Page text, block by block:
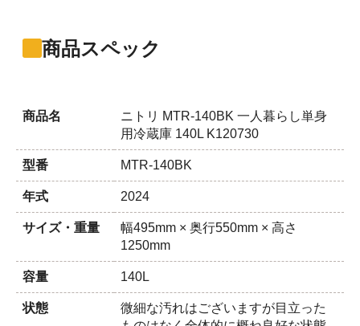
商品スペック
商品名
ニトリ MTR-140BK 一人暮らし単身
用冷蔵庫 140L K120730
型番 MTR-140BK
年式 2024
サイズ・重量
幅495mm × 奥行550mm × 高さ
1250mm
容量 140L
状態
微細な汚れはございますが目立った